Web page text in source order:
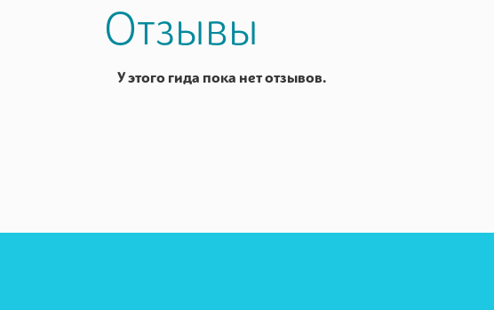
Отзывы
У этого гида пока нет отзывов.